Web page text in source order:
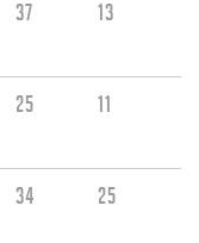
37 13
25 11
34 25